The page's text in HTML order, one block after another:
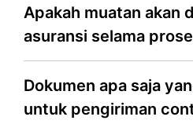
Apakah muatan akan
asuransi selama
Dokumen apa saja
untuk pengiriman